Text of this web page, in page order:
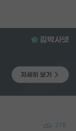
278